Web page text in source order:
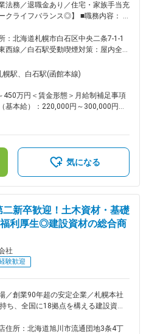
法務／退職金あり／住宅・家族手当充
バランス◎】 ■職務内容： 法
きます。 ≪・・・具体的に
結する契約書が当社にとって不利な
討します。 ・顧客や取引先とのトラ
しての対応を検討し、現場社員へアド
や動画教材作成、社内イントラに掲載
当します。 ・その他法律や制度の変
やすい雰囲気です。 ■魅力 ・創
業であり、安定した経営基盤があり
に腰を据えて働くことができます。
く、自身の業務をコントロールしなが
に移行したことにより、今後は、グル
引する部署として増員します。 もと
今後グループ全体を包括的にみていく
量が増えることが想定されています。
：北海道札幌市白石区中央二条7-1-1
西線／白石駅受動喫煙対策：屋内全面
幌駅、白石駅(函館本線)
450万円＜賃金形態＞月給制補足事項
基本給）：220,000円～300,000円＜
あくまでも目安の金額であり、選考を
あります。月給(月額)は固定手当を含
気になる
二新卒歓迎！土木資材・基礎
利厚生◎建設資材の総合商
社
験歓迎
／創業90年超の安定企業／札幌本社
ち、全国に18拠点を構える建設資材
セメント・生コンクリートをはじめ
住所：北海道旭川市流通団地3条4丁